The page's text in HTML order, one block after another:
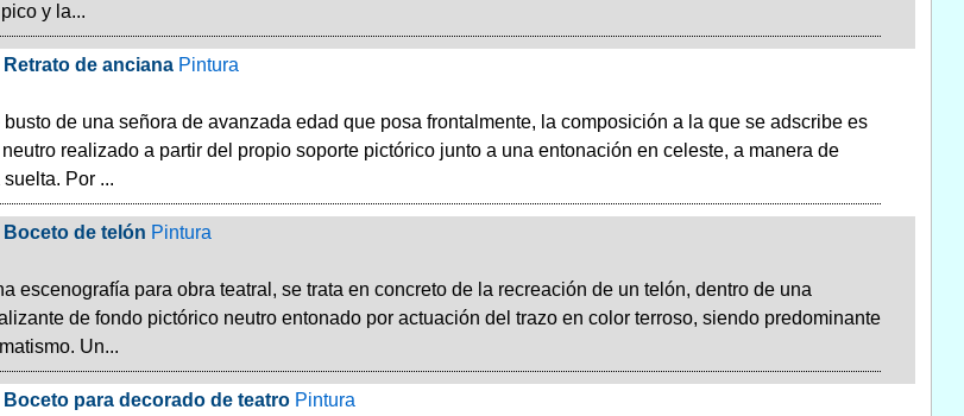
y la...
Retrato de anciana Pintura
de una señora de avanzada edad que posa frontalmente, la composición a la que se adscribe es
realizado a partir del propio soporte pictórico junto a una entonación en celeste, a manera de
Por ...
Boceto de telón Pintura
escenografía para obra teatral, se trata en concreto de la recreación de un telón, dentro de una
de fondo pictórico neutro entonado por actuación del trazo en color terroso, siendo predominante
Un...
Boceto para decorado de teatro Pintura